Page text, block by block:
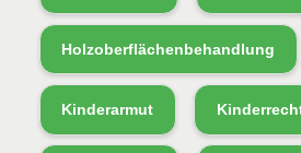
Holzoberflächenbehandlung
Kinderarmut